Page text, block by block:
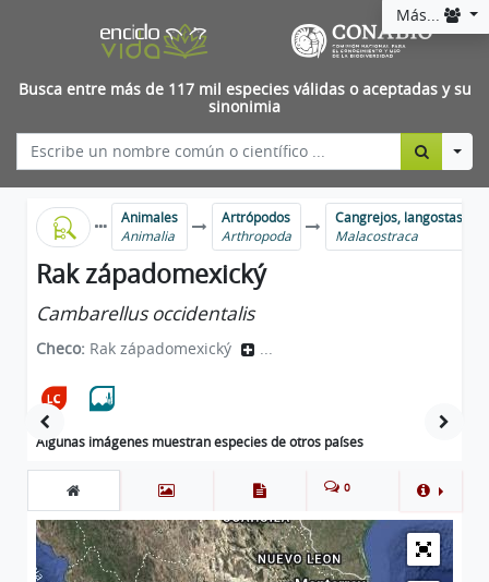
Más...
Busca entre más de 117 mil especies válidas o aceptadas y su
sinonimia
Animales
Animalia
Artrópodos
Arthropoda
Cangrejos, langostas,
Malacostraca
Rak západomexický
Cambarellus occidentalis
Checo: Rak západomexický ...
Algunas imágenes muestran especies de otros países
0